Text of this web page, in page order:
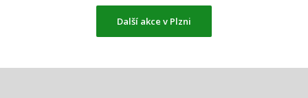
Další akce v Plzni